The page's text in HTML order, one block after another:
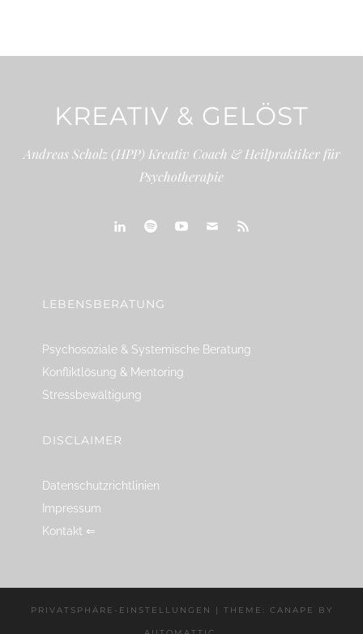
KREATIV & GELÖST
Andreas Scholz (HPP) Kreativ Coach & Heilpraktiker für
Psychotherapie
LEBENSBERATUNG
Psychosoziale & Systemische Beratung
Konfliktlösung & Mentoring
Stressbewältigung
DISCLAIMER
Datenschutzrichtlinien
Impressum
Kontakt ⇐
PRIVATSPHÄRE-EINSTELLUNGEN | THEME: CANAPE BY